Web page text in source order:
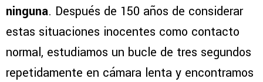
ninguna. Después de 150 años de considerar
estas situaciones inocentes como contacto
normal, estudiamos un bucle de tres segundos
repetidamente en cámara lenta y encontramos